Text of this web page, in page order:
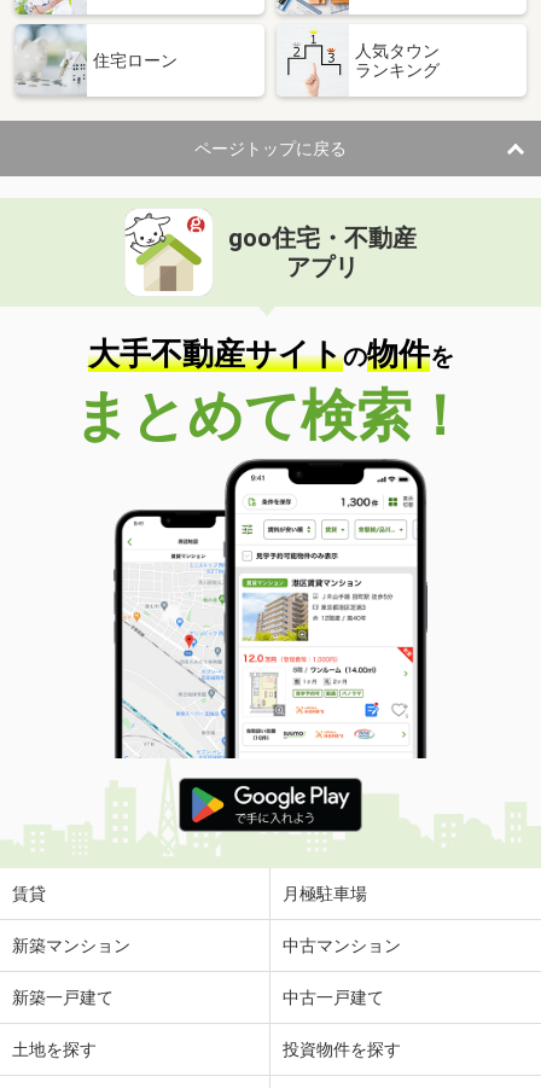
住宅ローン
人気タウン
ランキング
ページトップに戻る
goo住宅・不動産
アプリ
大手不動産サイトの物件を
まとめて検索！
賃貸 月極駐車場
新築マンション 中古マンション
新築一戸建て 中古一戸建て
土地を探す 投資物件を探す